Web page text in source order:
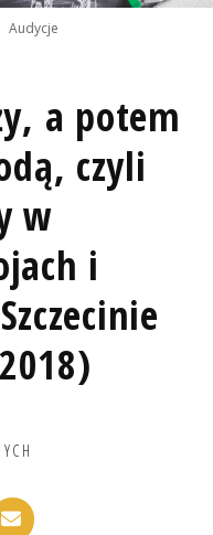
Audycje
a potem
czyli
w
i